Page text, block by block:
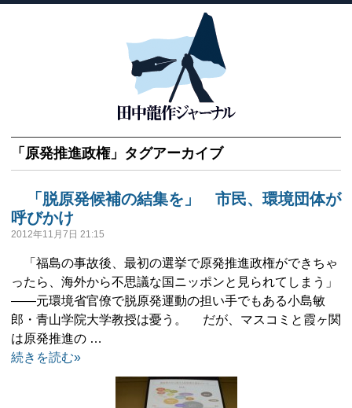
「 原発推進政権」タグアーカイブ
「脱原発候補の結集を」 市民、環境団体が
呼びかけ
2012年11月7日 21:15
「福島の事故後、最初の選挙で原発推進政権ができちゃ
ったら、海外から不思議な国ニッポンと見られてしまう」
――元環境省官僚で脱原発運動の担い手でもある小島敏
郎・青山学院大学教授は憂う。 だが、マスコミと霞ヶ関
は原発推進の …
続きを読む»